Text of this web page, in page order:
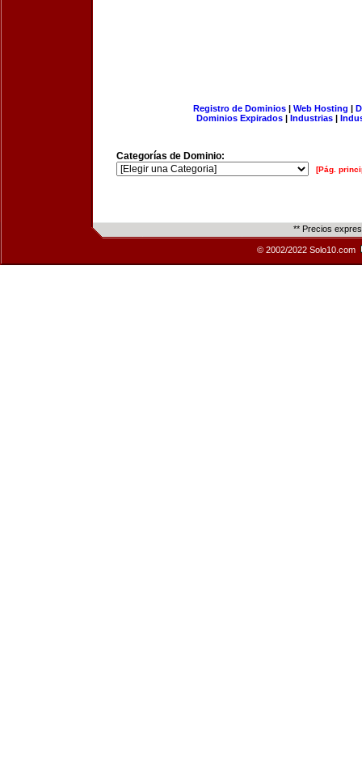
Registro de Dominios| Web Hosting |
Dominios Expirados | Industrias |
Categorías de Dominio:
[Pág.
** Precios
© 2002/2022 Solo10.com